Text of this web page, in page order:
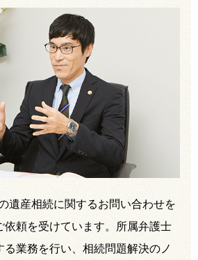
遺産相続に関するお問い合わせを
依頼を受けています。所属弁護士
る業務を行い、相続問題解決のノ